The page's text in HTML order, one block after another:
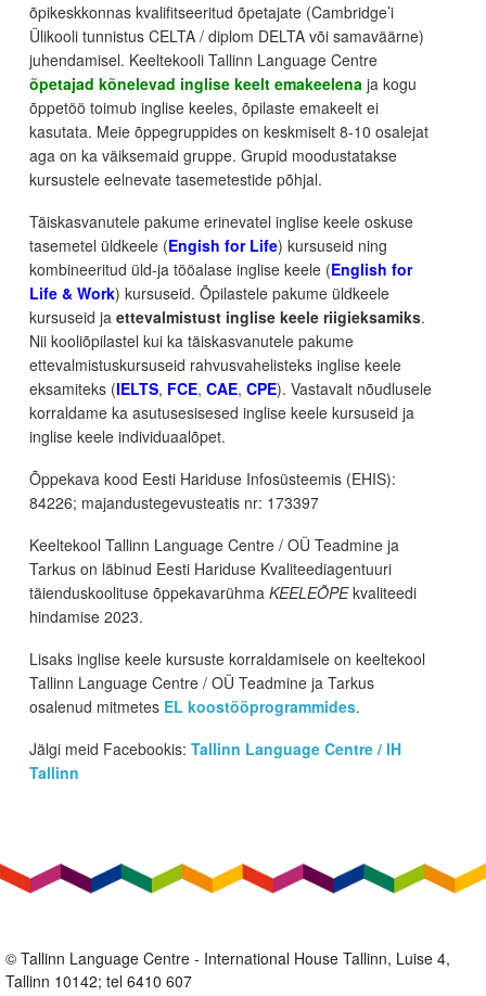
õpikeskkonnas kvalifitseeritud õpetajate (Cambridge’i
Ülikooli tunnistus CELTA / diplom DELTA või samaväärne)
juhendamisel. Keeltekooli Tallinn Language Centre
õpetajad kõnelevad inglise keelt emakeelena ja kogu
õppetöö toimub inglise keeles, õpilaste emakeelt ei
kasutata. Meie õppegruppides on keskmiselt 8-10 osalejat
aga on ka väiksemaid gruppe. Grupid moodustatakse
kursustele eelnevate tasemetestide põhjal.
Täiskasvanutele pakume erinevatel inglise keele oskuse
tasemetel üldkeele (Engish for Life) kursuseid ning
kombineeritud üld-ja tööalase inglise keele (English for
Life & Work) kursuseid. Õpilastele pakume üldkeele
kursuseid ja ettevalmistust inglise keele riigieksamiks.
Nii kooliõpilastel kui ka täiskasvanutele pakume
ettevalmistuskursuseid rahvusvahelisteks inglise keele
eksamiteks (IELTS, FCE, CAE, CPE). Vastavalt nõudlusele
korraldame ka asutusesisesed inglise keele kursuseid ja
inglise keele individuaalõpet.
Õppekava kood Eesti Hariduse Infosüsteemis (EHIS):
84226; majandustegevusteatis nr: 173397
Keeltekool Tallinn Language Centre / OÜ Teadmine ja
Tarkus on läbinud Eesti Hariduse Kvaliteediagentuuri
täienduskoolituse õppekavarühma KEELEÕPEkvaliteedi
hindamise 2023.
Lisaks inglise keele kursuste korraldamisele on keeltekool
Tallinn Language Centre / OÜ Teadmine ja Tarkus
osalenud mitmetes EL koostööprogrammides.
Jälgi meid Facebookis: Tallinn Language Centre / IH
Tallinn
© Tallinn Language Centre - International House Tallinn, Luise 4,
Tallinn 10142; tel 6410 607